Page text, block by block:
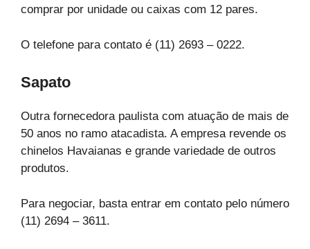
comprar por unidade ou caixas com 12 pares.
O telefone para contato é (11) 2693 – 0222.
Sapato
Outra fornecedora paulista com atuação de mais de
50 anos no ramo atacadista. A empresa revende os
chinelos Havaianas e grande variedade de outros
produtos.
Para negociar, basta entrar em contato pelo número
(11) 2694 – 3611.